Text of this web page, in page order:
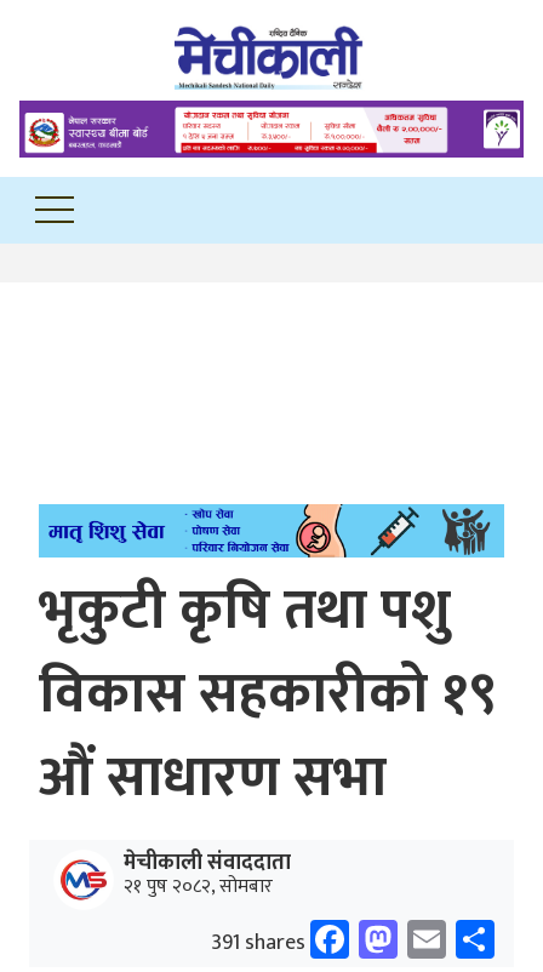
भृकुटी कृषि तथा पशु
विकास सहकारीको १९
औं साधारण सभा
मेचीकाली संवाददाता
२१ पुष २०८२, सोमबार
391 shares Facebook
Email